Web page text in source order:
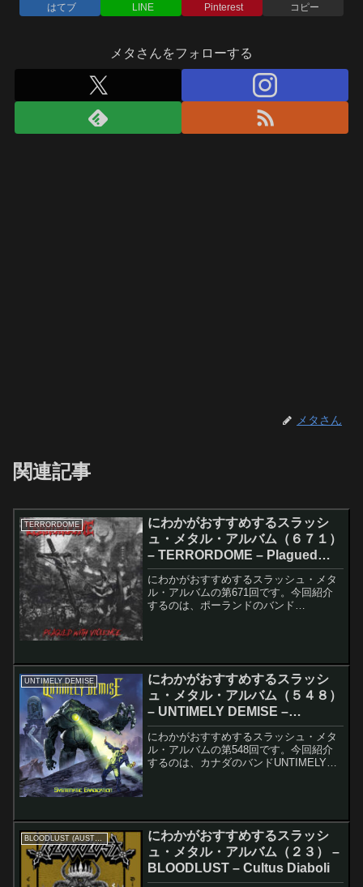
はてブ LINE Pinterest コピー
メタさんをフォローする
メタさん
関連記事
TERRORDOME
にわかがおすすめするスラッシ
ュ・メタル・アルバム（６７１）
– TERRORDOME – Plagued
With Violence
にわかがおすすめするスラッシュ・メタ
ル・アルバムの第671回です。今回紹介
するのは、ポーランドのバンド
UNTIMELY DEMISE
にわかがおすすめするスラッシ
ュ・メタル・アルバム（５４８）
– UNTIMELY DEMISE –
Systematic Eradication
にわかがおすすめするスラッシュ・メタ
ル・アルバムの第548回です。今回紹介
するのは、カナダのバンドUNTIMELY
にわかがおすすめするスラッシ
ュ・メタル・アルバム（２３） –
BLOODLUST – Cultus Diaboli